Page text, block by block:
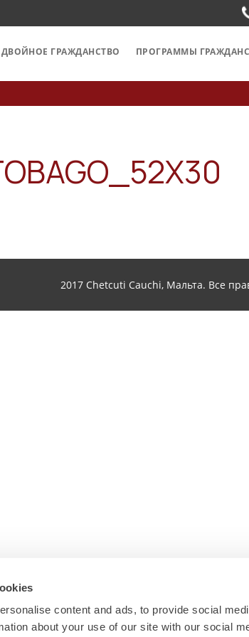
content and ads, to provide social
about your use of our site with our social
ДВОЙНОЕ ГРАЖДАНСТВО ПРОГРАММЫ
2017 Chetcuti Cauchi, Мальта. Все